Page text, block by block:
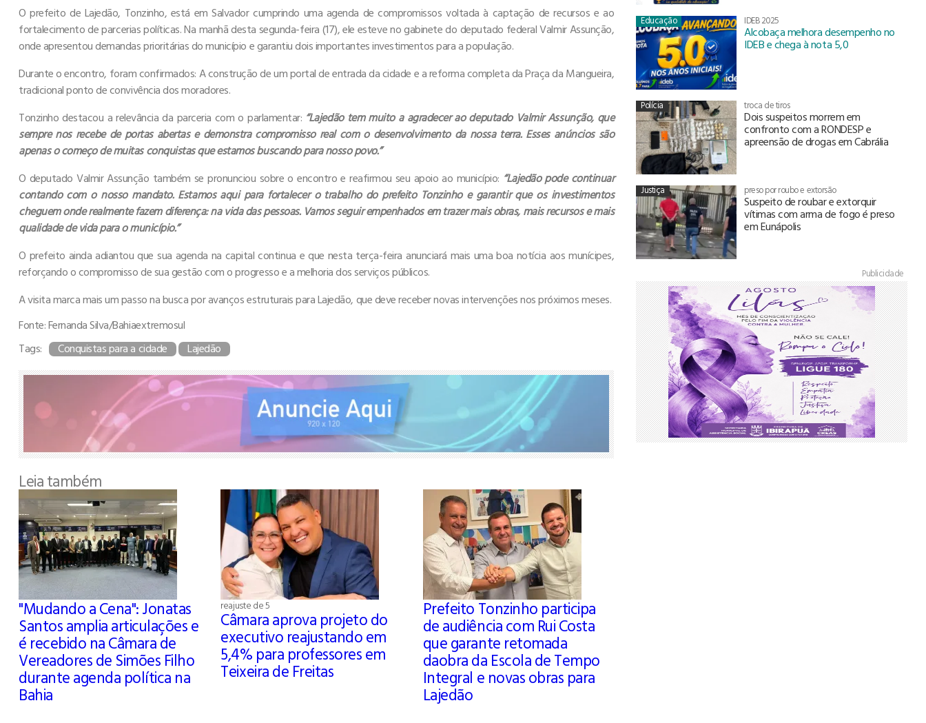
O prefeito de Lajedão, Tonzinho, está em Salvador cumprindo uma agenda de compromissos voltada à captação de recursos e ao
fortalecimento de parcerias políticas. Na manhã desta segunda-feira (17), ele esteve no gabinete do deputado federal Valmir Assunção,
onde apresentou demandas prioritárias do município e garantiu dois importantes investimentos para a população.
Durante o encontro, foram confirmados: A construção de um portal de entrada da cidade e a reforma completa da Praça da Mangueira,
tradicional ponto de convivência dos moradores.
Tonzinho destacou a relevância da parceria com o parlamentar: “Lajedão tem muito a agradecer ao deputado Valmir Assunção, que
sempre nos recebe de portas abertas e demonstra compromisso real com o desenvolvimento da nossa terra. Esses anúncios são
apenas o começo de muitas conquistas que estamos buscando para nosso povo.”
O deputado Valmir Assunção também se pronunciou sobre o encontro e reafirmou seu apoio ao município: “Lajedão pode continuar
contando com o nosso mandato. Estamos aqui para fortalecer o trabalho do prefeito Tonzinho e garantir que os investimentos
cheguem onde realmente fazem diferença: na vida das pessoas. Vamos seguir empenhados em trazer mais obras, mais recursos e mais
qualidade de vida para o município.”
O prefeito ainda adiantou que sua agenda na capital continua e que nesta terça-feira anunciará mais uma boa notícia aos munícipes,
reforçando o compromisso de sua gestão com o progresso e a melhoria dos serviços públicos.
A visita marca mais um passo na busca por avanços estruturais para Lajedão, que deve receber novas intervenções nos próximos meses.
Fonte: Fernanda Silva/Bahiaextremosul
Tags:
Conquistas para a cidade Lajedão
Leia também
"Mudando a Cena": Jonatas
Santos amplia articulações e
é recebido na Câmara de
Vereadores de Simões Filho
durante agenda política na
Bahia
reajuste de 5
Câmara aprova projeto do
executivo reajustando em
5,4% para professores em
Teixeira de Freitas
Prefeito Tonzinho participa
de audiência com Rui Costa
que garante retomada
daobra da Escola de Tempo
Integral e novas obras para
Lajedão
Educação IDEB 2025
Alcobaça melhora desempenho no
IDEB e chega à nota 5,0
Polícia troca de tiros
Dois suspeitos morrem em
confronto com a RONDESP e
apreensão de drogas em Cabrália
Justiça preso por roubo e extorsão
Suspeito de roubar e extorquir
vítimas com arma de fogo é preso
em Eunápolis
Publicidade